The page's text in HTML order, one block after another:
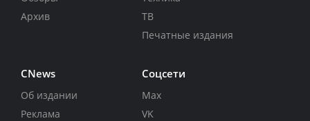
Архив
ТВ
Печатные издания
CNews
Об издании
Реклама
Соцсети
Max
VK